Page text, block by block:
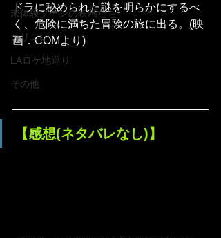
未体験ゾーンの映画たち
カリコレ
LAロケ地巡り
その他
ドラに秘められた謎を明らかにするべ
く、危険に満ちた冒険の旅に出る。(映
画．COMより)
【感想(ネタバレなし)】